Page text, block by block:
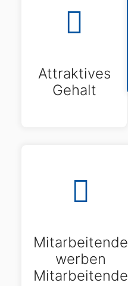
Attraktives
Gehalt
Mitarbeitende
werben
Mitarbeitende